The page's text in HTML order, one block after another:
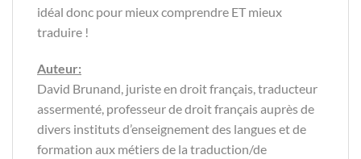
idéal donc pour mieux comprendre ET mieux
traduire !
Auteur:
David Brunand, juriste en droit français, traducteur
assermenté, professeur de droit français auprès de
divers instituts d’enseignement des langues et de
formation aux métiers de la traduction/de